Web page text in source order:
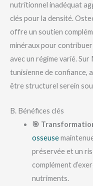
nutritionnel inadéquat
clés pour la densité.
offre un soutien
minéraux pour
avec un régime varié.
tunisienne de confiance,
être structurel serein
B. Bénéfices clés
🎯
osseuse
préservée et un
complément
nutriments.